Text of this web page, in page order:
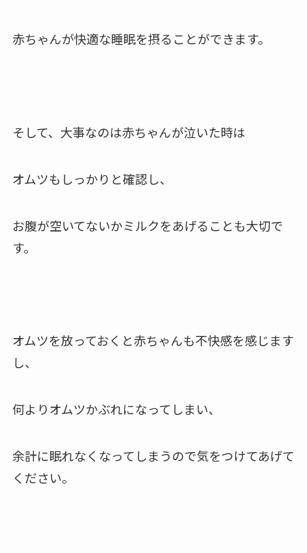
赤ちゃんが快適な睡眠を摂ることができます。
そして、大事なのは赤ちゃんが泣いた時は
オムツもしっかりと確認し、
お腹が空いてないかミルクをあげることも大切で
す。
オムツを放っておくと赤ちゃんも不快感を感じます
し、
何よりオムツかぶれになってしまい、
余計に眠れなくなってしまうので気をつけてあげて
ください。